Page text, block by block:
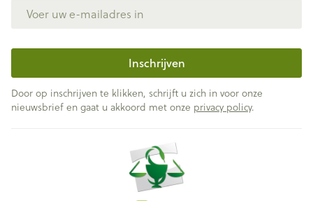
Inschrijven
Door op inschrijven te klikken, schrijft u zich in voor onze
nieuwsbrief en gaat u akkoord met onze privacy policy.